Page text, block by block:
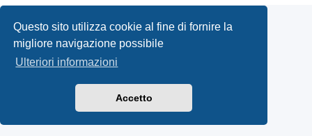
Questo sito utilizza cookie al fine di fornire la
migliore navigazione possibile
Ulteriori informazioni
Accetto